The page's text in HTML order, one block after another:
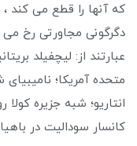
که آنها را قطع می کند
دگرگونی مجاورتی رخ
عبارتند از: لیچفیلد
متحده آمریکا؛
انتاریو؛ شبه جزیره
کانسار سودالیت در